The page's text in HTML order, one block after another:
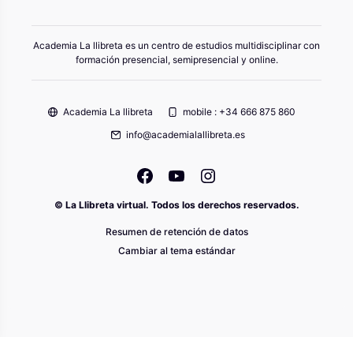
Academia La llibreta es un centro de estudios multidisciplinar con
formación presencial, semipresencial y online.
Academia La llibreta
mobile : +34 666 875 860
info@academialallibreta.es
© La Llibreta virtual. Todos los derechos reservados.
Resumen de retención de datos
Cambiar al tema estándar